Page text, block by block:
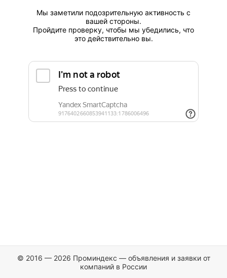
Мы заметили подозрительную активность с
вашей стороны.
Пройдите проверку, чтобы мы убедились, что
это действительно вы.
© 2016 — 2026 Проминдекс — объявления и заявки от
компаний в России